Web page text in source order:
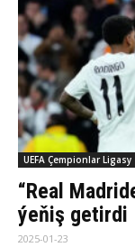
UEFA Çempionlar Ligasy
“Real
ýeňiş getirdi
2025-01-23